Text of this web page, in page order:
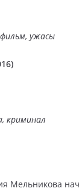
ужасы
криминал
Мельникова